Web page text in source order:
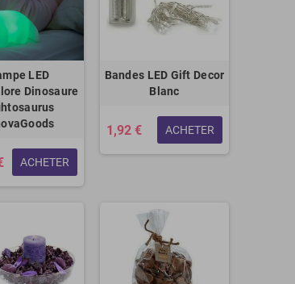
LED
Dinosaure
ACHETER
Bandes LED Gift Decor
Blanc
1,92 € ACHETER